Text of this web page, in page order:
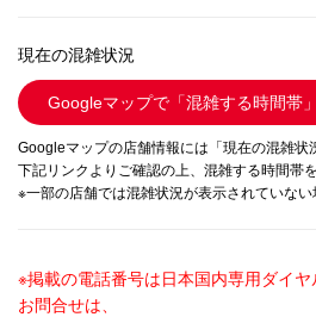
現在の混雑状況
Googleマップで 「混雑する時間帯
Googleマップの店舗情報には「現在の混雑状
下記リンクよりご確認の上、混雑する時間帯
※一部の店舗では混雑状況が表示されていな
※掲載の電話番号は日本国内専用ダイ
お問合せは、